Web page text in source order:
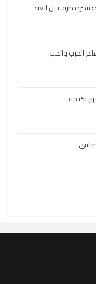
سيرة طرفة بن العبد
الحرب والحب
تكتمه